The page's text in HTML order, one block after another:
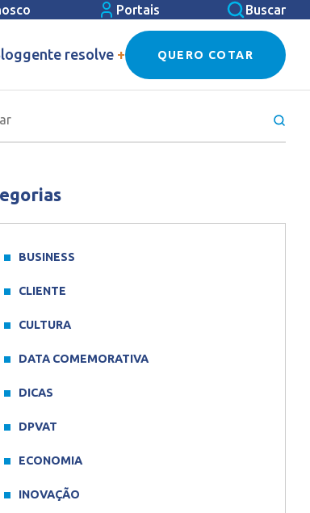
Portais Buscar
gente resolve + QUERO COTAR
BUSINESS
CLIENTE
CULTURA
DATA COMEMORATIVA
DICAS
DPVAT
ECONOMIA
INOVAÇÃO